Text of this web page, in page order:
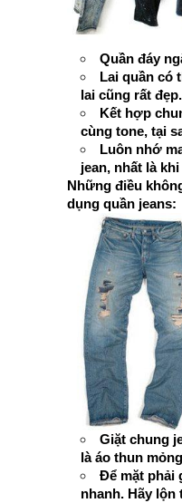
Quần đáy
Lai quần có
lai cũng rất đẹp.
Kết hợp
cùng tone, tại
Luôn nhớ
jean, nhất là
Những điều
dụng quần jeans:
Giặt chung
là áo thun
Để mặt phải
nhanh. Hãy